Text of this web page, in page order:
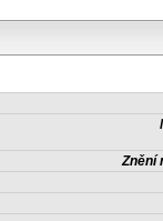
Znění